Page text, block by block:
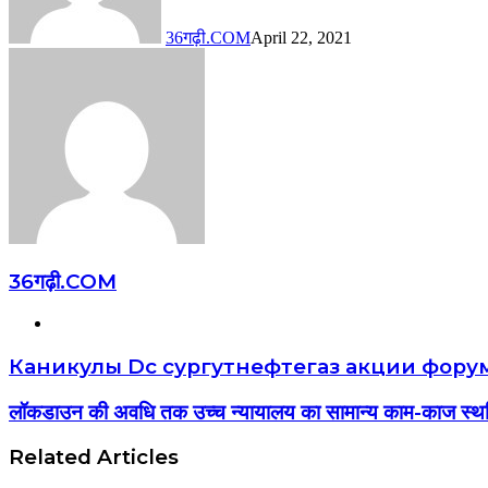
36गढ़ी.COMApril 22, 2021
36गढ़ी.COM
Каникулы Dc сургутнефтегаз акции
लॉकडाउन की अवधि तक उच्च न्यायालय का सामान्य काम-काज
Related Articles